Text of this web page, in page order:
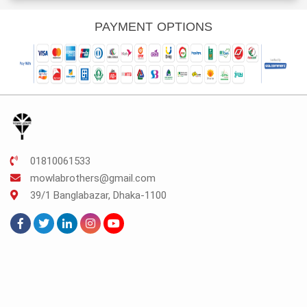
was:
TK.70.
is:
TK.52.
was:
is:
PAYMENT OPTIONS
01810061533
mowlabrothers@gmail.com
39/1 Banglabazar, Dhaka-1100